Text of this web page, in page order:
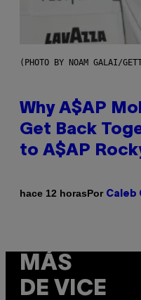
(PHOTO BY NOAM GALAI/
Why A$AP
Get Back
to A$AP
hace 12 horasPor Caleb
MÁS
DE VICE